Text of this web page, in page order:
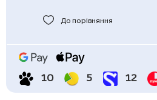
До порівняння
10 5 12